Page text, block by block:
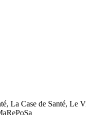
La Case de Santé, Le